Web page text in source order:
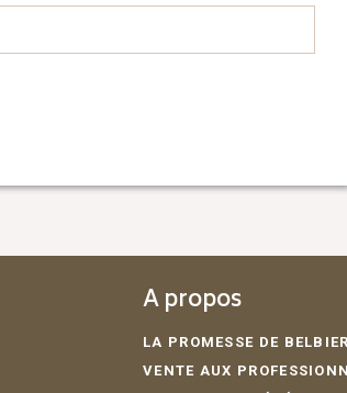
A propos
LA PROMESSE DE
VENTE AUX